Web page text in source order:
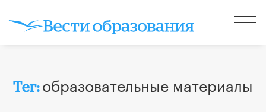
Тег:образовательные материалы